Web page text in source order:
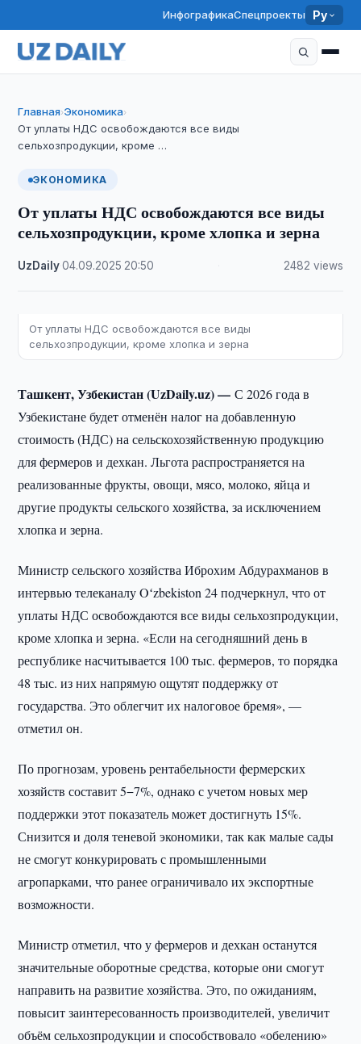
ИнфографикаСпецпроекты Ру
Главная›Экономика›
От уплаты НДС освобождаются все виды
сельхозпродукции, кроме …
ЭКОНОМИКА
От уплаты НДС освобождаются все виды
сельхозпродукции, кроме хлопка и зерна
UzDaily·04.09.2025 20:50 2482 views
От уплаты НДС освобождаются все виды
сельхозпродукции, кроме хлопка и зерна
Ташкент, Узбекистан (UzDaily.uz) —С 2026 года в
Узбекистане будет отменён налог на добавленную
стоимость (НДС) на сельскохозяйственную продукцию
для фермеров и дехкан. Льгота распространяется на
реализованные фрукты, овощи, мясо, молоко, яйца и
другие продукты сельского хозяйства, за исключением
хлопка и зерна.
Министр сельского хозяйства Иброхим Абдурахманов в
интервью телеканалу Oʻzbekiston 24 подчеркнул, что от
уплаты НДС освобождаются все виды сельхозпродукции,
кроме хлопка и зерна. «Если на сегодняшний день в
республике насчитывается 100 тыс. фермеров, то порядка
48 тыс. из них напрямую ощутят поддержку от
государства. Это облегчит их налоговое бремя», —
отметил он.
По прогнозам, уровень рентабельности фермерских
хозяйств составит 5−7%, однако с учетом новых мер
поддержки этот показатель может достигнуть 15%.
Снизится и доля теневой экономики, так как малые сады
не смогут конкурировать с промышленными
агропарками, что ранее ограничивало их экспортные
возможности.
Министр отметил, что у фермеров и дехкан останутся
значительные оборотные средства, которые они смогут
направить на развитие хозяйства. Это, по ожиданиям,
повысит заинтересованность производителей, увеличит
объём сельхозпродукции и способствовало «обелению»